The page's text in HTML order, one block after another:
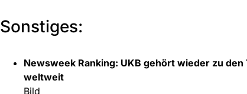
Sonstiges:
Newsweek Ranking: UKB gehört wieder zu den
weltweit
Bild